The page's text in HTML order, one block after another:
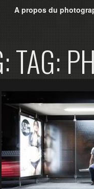
A propos du
TAG: